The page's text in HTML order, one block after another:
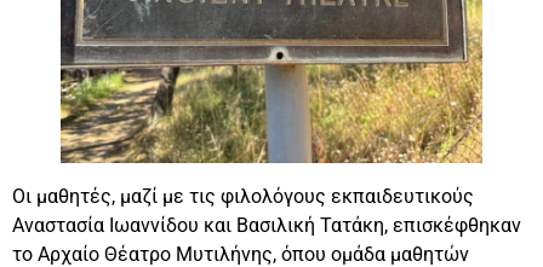
Οι μαθητές, μαζί με τις φιλολόγους εκπαιδευτικούς
Αναστασία Ιωαννίδου και Βασιλική Τατάκη, επισκέφθηκαν
το Αρχαίο Θέατρο Μυτιλήνης, όπου ομάδα μαθητών